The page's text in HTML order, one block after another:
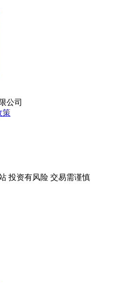
公司
策
投资有风险 交易需谨慎